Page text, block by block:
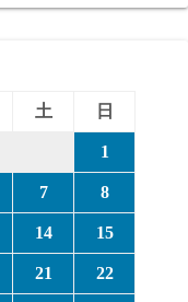
土 日
1
7 8
14 15
21 22